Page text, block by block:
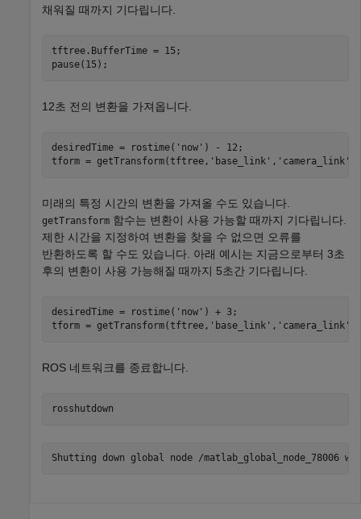
채워질 때까지 기다립니다.
tftree.BufferTime = 15;
pause(15);
12초 전의 변환을 가져옵니다.
desiredTime = rostime( 'now' ) - 12;
tform = getTransform(tftree, 'base_link' , 'camera_link'
미래의 특정 시간의 변환을 가져올 수도 있습니다.
getTransform 함수는 변환이 사용 가능할 때까지 기다립니다.
제한 시간을 지정하여 변환을 찾을 수 없으면 오류를
반환하도록 할 수도 있습니다. 아래 예시는 지금으로부터 3초
후의 변환이 사용 가능해질 때까지 5초간 기다립니다.
desiredTime = rostime( 'now' ) + 3;
tform = getTransform(tftree, 'base_link' , 'camera_link'
ROS 네트워크를 종료합니다.
rosshutdown